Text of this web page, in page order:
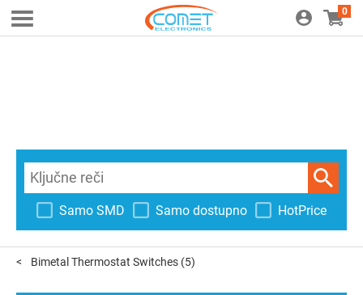
0
Samo SMD Samo dostupno HotPrice
Bimetal Thermostat Switches (5)